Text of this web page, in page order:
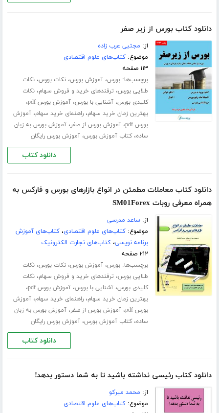
دانلود کتاب بورس از زیر صفر
از: مجتبی عرب زاده
موضوع:کتاب‌های علوم اقتصادی
۱۱۳ صفحه
برچسب‌ها:بورس،آموزش بورس،نکات بورس،نکات
طلایی بورس، ترفندهای خرید و فروش سهام،نکات
کلیدی بورس،آشنایی با بورس،آموزش بورس pdf ،
بهترین زمان خرید سهام،راهنمای خرید سهام،آموزش
بورس pdf
،آموزش بورس از صفر،آموزش بورس به زبان
ساده،کتاب آموزش بورس،آموزش بورس رایگان
دانلود کتاب
دانلود کتاب معاملات مطمئن در انواع بازارهای بورس و فارکس به
همراه معرفی روبات SM01Forex
از:ساعد مدرسی
موضوع:کتاب‌های علوم اقتصادی،کتاب‌های آموزش
برنامه نویسی،کتاب‌های تجارت الکترونیک
۲۱۲ صفحه
برچسب‌ها:بورس،آموزش بورس،نکات بورس،نکات
طلایی بورس، ترفندهای خرید و فروش سهام،نکات
کلیدی بورس،آشنایی با بورس،آموزش بورس pdf ،
بهترین زمان خرید سهام،راهنمای خرید سهام،آموزش
بورس pdf
،آموزش بورس از صفر،آموزش بورس به زبان
ساده،کتاب آموزش بورس،آموزش بورس رایگان
دانلود کتاب
دانلود کتاب رئیسی نداشته باشید تا به شما دستور بدهد!
از: محمد میرکو
موضوع:کتاب‌های علوم اقتصادی